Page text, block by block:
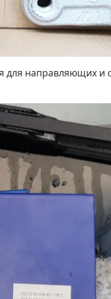
направляющих и